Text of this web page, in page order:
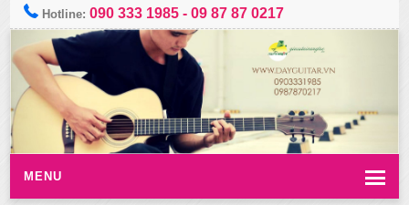
Hotline:090 333 1985 -09 87 87 0217
MENU